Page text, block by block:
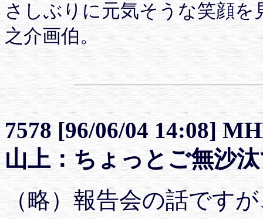
さしぶりに元気そうな笑顔
之介画伯。
7578 [96/06/04 14:08]
山上：ちょっとご無沙
（略）報告会の話です